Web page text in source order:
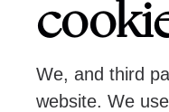
We, and third
website. We